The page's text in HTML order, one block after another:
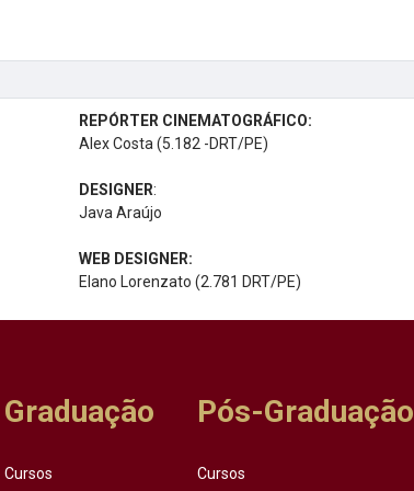
REPÓRTER CINEMATOGRÁFICO:
Alex Costa (5.182 -DRT/PE)
DESIGNER:
Java Araújo
WEB DESIGNER:
Elano Lorenzato (2.781 DRT/PE)
Graduação
Cursos
Pós-Graduação
Cursos